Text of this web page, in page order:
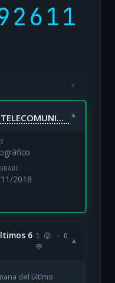
▾
R CABLE Y TELECABLE TELECOMUNICACIONES, S.A. UNIPERSONAL ▾
2018
6 1 😡 · 0
💬
▾
del último